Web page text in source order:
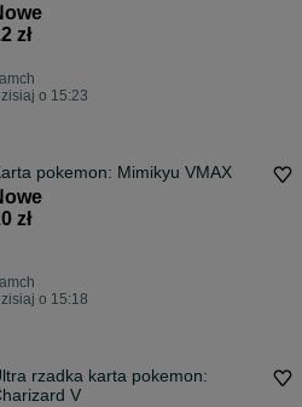
zł
o 15:23
pokemon: Mimikyu VMAX
zł
o 15:18
rzadka karta pokemon:
V